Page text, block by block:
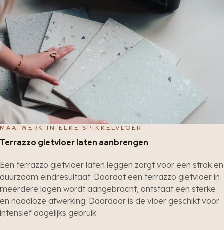
MAATWERK IN ELKE SPIKKELVLOER
Terrazzo gietvloer laten aanbrengen
Een terrazzo gietvloer laten leggen zorgt voor een strak en
duurzaam eindresultaat. Doordat een terrazzo gietvloer in
meerdere lagen wordt aangebracht, ontstaat een sterke
en naadloze afwerking. Daardoor is de vloer geschikt voor
intensief dagelijks gebruik.